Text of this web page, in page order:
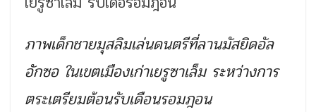
ภาพเด็กชายมุสลิมเล่นดนตรีที่ลานมัสยิดอัล
อักซอ ในเขตเมืองเก่าเยรูซาเล็ม ระหว่างการ
ตระเตรียมต้อนรับเดือนรอมฎอน